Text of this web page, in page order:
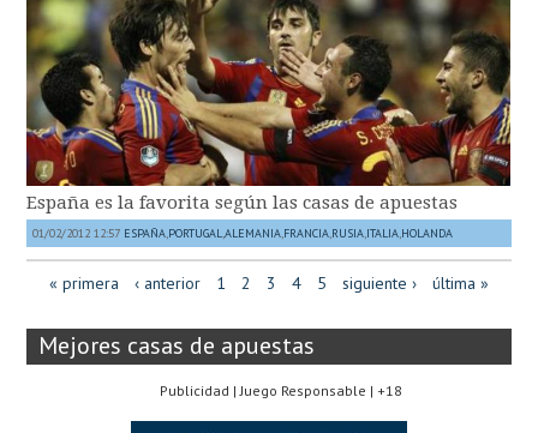
España es la favorita según las casas de apuestas
01/02/2012 12:57 ESPAÑA PORTUGAL ,ALEMANIA FRANCIA RUSIA ITALIA HOLANDA
« primera ‹ anterior 1 2 3 4 5 siguiente › última »
Mejores casas de apuestas
Publicidad | Juego Responsable | +18